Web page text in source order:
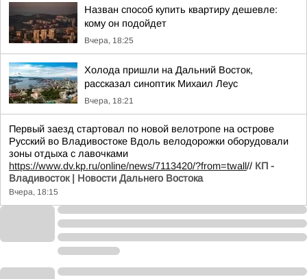
Назван способ купить квартиру дешевле:
кому он подойдет
Вчера, 18:25
Холода пришли на Дальний Восток,
рассказал синоптик Михаил Леус
Вчера, 18:21
Первый заезд стартовал по новой велотропе на острове
Русский во Владивостоке Вдоль велодорожки оборудовали
зоны отдыха с лавочками
https://www.dv.kp.ru/online/news/7113420/?from=twall// КП -
Владивосток | Новости Дальнего Востока
Вчера, 18:15